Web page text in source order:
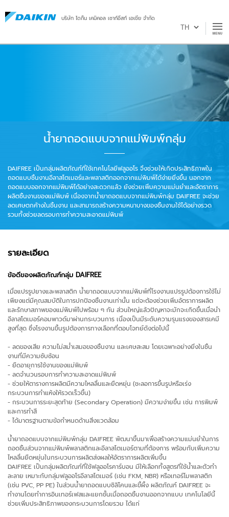
บริษัท ไดกิ้น เคมิคอล เซาท์อีสท์ เอเชีย จำกัด
น้ำยาถอดแบบจากแม่พิมพ์กลุ่ม
DAIFREE เป็นกลุ่มผลิตภัณฑ์ที่ใช้เทคโนโลยีฟลูออโร จึงช่วยให้เกิดประสิทธิภาพใน
ถอดแบบชิ้นงานอีลาสโตเมอร์และพลาสติกออกจากแม่พิมพ์ได้ง่ายยิ่งขึ้น นอกจาก
ถอดแบบออกจากแม่พิมพ์ได้อย่างสะดวกแล้ว ยังช่วยเพิ่มความแม่นยำและอัตราการ
ผลิตชิ้นงานของแม่พิมพ์ เนื่องจากน้ำยาถอดแบบจากแม่พิมพ์กลุ่ม DAIFREE จะช่วย
ลดเศษตกค้างในชิ้นงาน และสามารถสร้างความหนาบางของชิ้นงานใช้ได้อย่างรวด
รวมทั้งช่วยลดรอบการทำความสะอาดแม่พิมพ์
รายละเอียด
ข้อดีของผลิตภัณฑ์กลุ่ม DAIFREE
เมื่อแปรรูปยางและพลาสติก น้ำยาถอดแบบจากแม่พิมพ์ที่โรงงานแปรรูปต้องการใช้ไม่
เพียงแต่มีคุณสมบัติในการปกป้องชิ้นงานเท่านั้น แต่จะต้องช่วยเพิ่มอัตราการผลิต
และรักษาสภาพของแม่พิมพ์ไปพร้อม ๆ กัน ส่วนใหญ่แล้วปัญหาจะมักจะเกิดขึ้นเมื่อนำ
อีลาสโตเมอร์คอมพาวด์มาผ่านกระบวนการ เนื่องเป็นมีระดับความรุนแรงของสารเคมี
สูงที่สุด ซึ่งโรงงานขึ้นรูปต้องการทางเลือกที่ตอบโจทย์ดังต่อไปนี้
- ลดของเสีย ความไม่สม่ำเสมอของชิ้นงาน และเศษสะสม โดยเฉพาะอย่างยิ่งในชิ้น
งานที่มีความซับซ้อน
- ยืดอายุการใช้งานของแม่พิมพ์
- ลดจำนวนรอบการทำความสะอาดแม่พิมพ์
- ช่วยให้ตารางการผลิตมีความไหลลื่นและยืดหยุ่น (ชะลอการขึ้นรูปหรือเร่ง
กระบวนการทำแห้งให้รวดเร็วขึ้น)
- กระบวนการระยะสุดท้าย (Secondary Operation) มีความง่ายขึ้น เช่น การพิมพ์
และการทำสี
- ได้มาตรฐานตามข้อกำหนดด้านสิ่งแวดล้อม
น้ำยาถอดแบบจากแม่พิมพ์กลุ่ม DAIFREE พัฒนาขึ้นมาเพื่อสร้างความแม่นยำในการ
ถอดชิ้นส่วนจากแม่พิมพ์พลาสติกและอีลาสโตเมอร์ตามที่ต้องการ พร้อมกับเพิ่มความ
ไหลลื่นยืดหยุ่นในกระบวนการผลิตส่งผลให้อัตราการผลิตเพิ่มขึ้น
DAIFREE เป็นกลุ่มผลิตภัณฑ์ที่ใช้ฟลูออโรคาร์บอน มีให้เลือกทั้งสูตรที่ใช้น้ำและตัวทำ
ละลาย เหมาะกับกลุ่มฟลูออโรอีลาสโตเมอร์ (เช่น FKM, NBR) หรือเทอร์โมพลาสติก
(เช่น PVC, PP PE) ในส่วนน้ำยาถอดแบบซิลิโคนและขี้ผึ้ง ผลิตภัณฑ์ DAIFREE จะ
ทำงานโดยทำการอินเทอร์เฟสและแยกชั้นเมื่อถอดชิ้นงานออกจากแบบ เทคโนโลยีนี้
ช่วยเพิ่มประสิทธิภาพของกระบวนการโดยรวม ได้แก่